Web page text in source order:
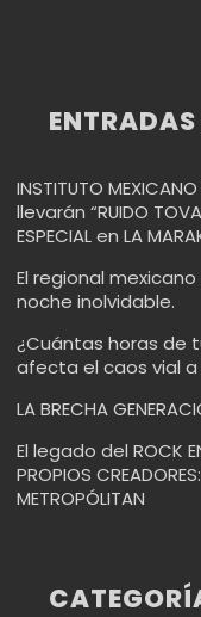
ENTRADAS
INSTITUTO
llevarán “RUIDO
ESPECIAL en LA
El regional
noche inolvidable.
¿Cuántas horas de
afecta el caos vial
LA BRECHA
El legado del ROCK
PROPIOS
METROPÓLITAN